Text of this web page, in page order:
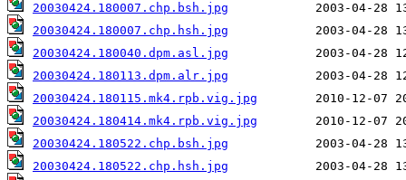
20030424.180007.chp.bsh.jpg
20030424.180007.chp.hsh.jpg
20030424.180040.dpm.asl.jpg
20030424.180113.dpm.alr.jpg
20030424.180115.mk4.rpb.vig.jpg
20030424.180414.mk4.rpb.vig.jpg
20030424.180522.chp.bsh.jpg
20030424.180522.chp.hsh.jpg